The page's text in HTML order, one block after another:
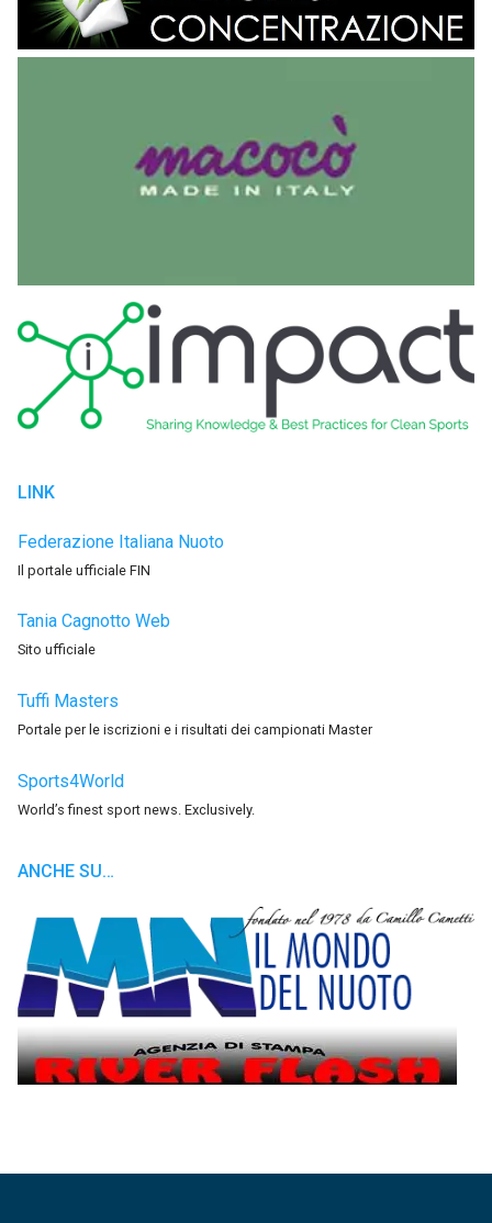
LINK
Federazione Italiana Nuoto
Il portale ufficiale FIN
Tania Cagnotto Web
Sito ufficiale
Tuffi Masters
Portale per le iscrizioni e i risultati dei campionati Master
Sports4World
World’s finest sport news. Exclusively.
ANCHE SU…